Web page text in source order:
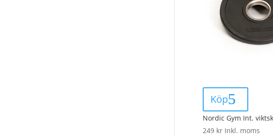
Köp
Nordic Gym Int.
249 kr Inkl. moms